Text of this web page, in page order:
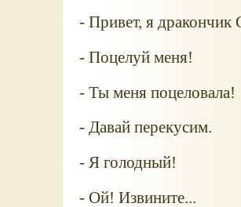
- Привет, я дракончик
- Поцелуй меня!
- Ты меня поцеловала!
- Давай перекусим.
- Я голодный!
- Ой! Извините...